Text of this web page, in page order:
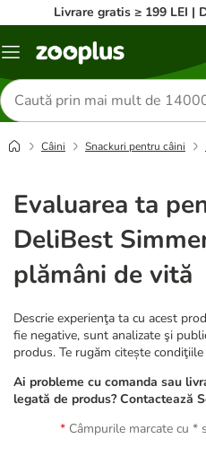
Livrare gratis ≥ 199 LEI |
Categorii
Căutare
produse
Câini Snackuri pentru câini
Evaluarea ta
DeliBest
plămâni de vită
Descrie experienţa ta cu acest
fie negative, sunt analizate şi
produs. Te rugăm citește
Ai probleme cu comanda sau
legată de produs? Contactează
Câmpurile marcate cu